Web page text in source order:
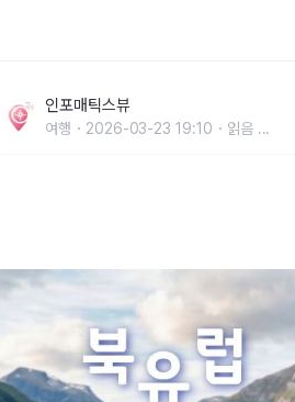
인포매틱스뷰
여행 2026-03-23 19:10 읽음 ...